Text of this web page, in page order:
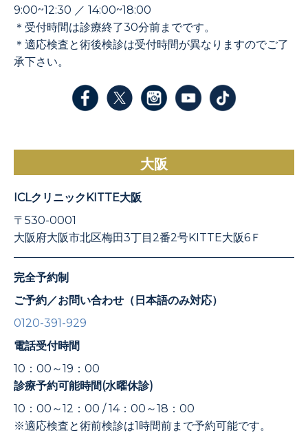
9:00~12:30 ／ 14:00~18:00
＊受付時間は診療終了30分前までです。
＊適応検査と術後検診は受付時間が異なりますのでご了
承下さい。
大阪
ICLクリニックKITTE大阪
〒530-0001
大阪府大阪市北区梅田3丁目2番2号KITTE大阪6Ｆ
完全予約制
ご予約／お問い合わせ（日本語のみ対応）
0120-391-929
電話受付時間
10：00～19：00
診療予約可能時間(水曜休診)
10：00～12：00 / 14：00～18：00
※適応検査と術前検診は1時間前まで予約可能です。